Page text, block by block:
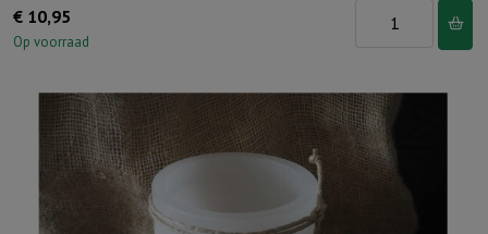
€ 10,95
Op voorraad
Windlicht
are
the
light"